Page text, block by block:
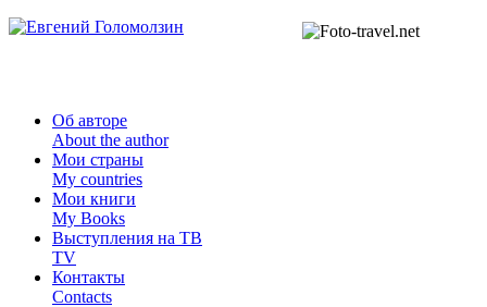
Об авторе
About the author
Мои страны
My countries
Мои книги
My Books
Выступления на ТВ
TV
Контакты
Contacts